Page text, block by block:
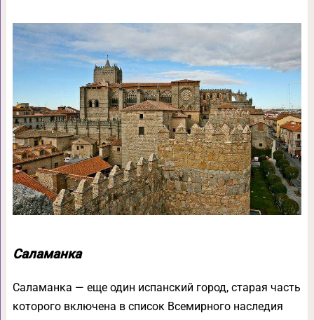
Саламанка
Саламанка — еще один испанский город, старая часть
которого включена в список Всемирного наследия